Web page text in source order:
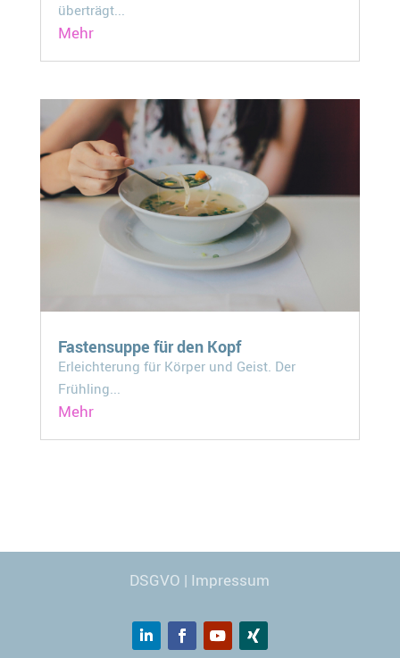
überträgt...
Mehr
Fastensuppe für den Kopf
Erleichterung für Körper und Geist. Der
Frühling...
Mehr
DSGVO | Impressum